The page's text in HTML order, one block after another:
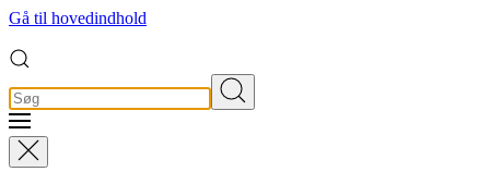
Gå til hovedindhold